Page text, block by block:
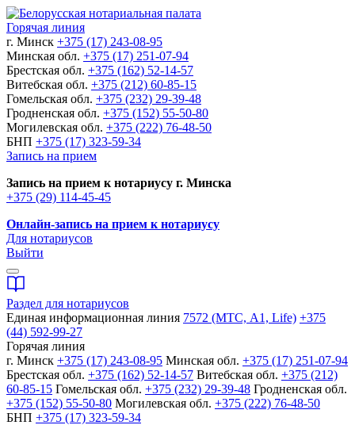
Горячая линия
г. Минск +375 (17) 243-08-95
Минская обл. +375 (17) 251-07-94
Брестская обл. +375 (162) 52-14-57
Витебская обл. +375 (212) 60-85-15
Гомельская обл. +375 (232) 29-39-48
Гродненская обл. +375 (152) 55-50-80
Могилевская обл. +375 (222) 76-48-50
БНП +375 (17) 323-59-34
Запись на прием
Запись на прием к нотариусу г. Минска
+375 (29) 114-45-45
Онлайн-запись на прием к нотариусу
Для нотариусов
Выйти
Раздел для нотариусов
Единая информационная линия 7572 (МТС, A1, Life) +375
(44) 592-99-27
Горячая линия
г. Минск +375 (17) 243-08-95 Минская обл. +375 (17) 251-07-94
Брестская обл. +375 (162) 52-14-57 Витебская обл. +375 (212)
60-85-15 Гомельская обл. +375 (232) 29-39-48 Гродненская обл.
+375 (152) 55-50-80 Могилевская обл. +375 (222) 76-48-50
БНП +375 (17) 323-59-34